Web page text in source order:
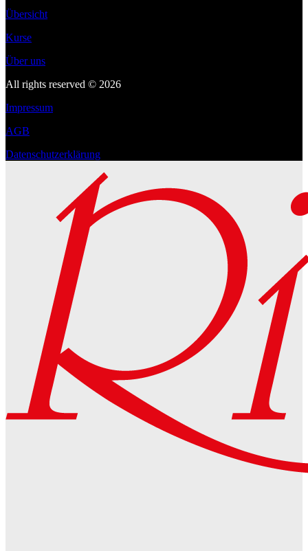
Übersicht
Kurse
Über uns
All rights reserved © 2026
Impressum
AGB
Datenschutzerklärung